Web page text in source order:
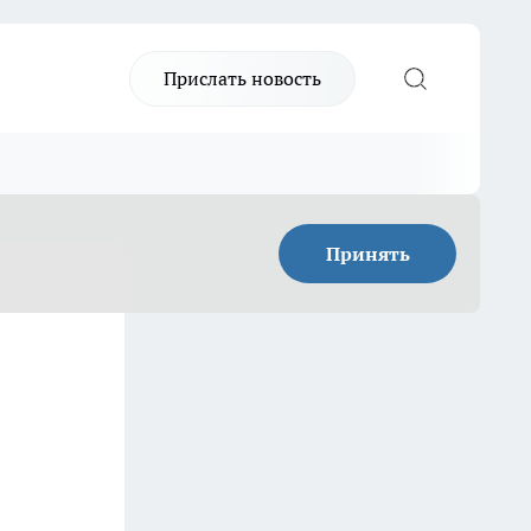
Прислать новость
Принять